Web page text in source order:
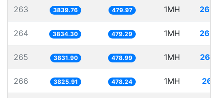
263 3839.76 479.97 1MH
264 3834.30 479.29 1MH
265 3831.90 478.99 1MH
266 3825.91 478.24 1MH